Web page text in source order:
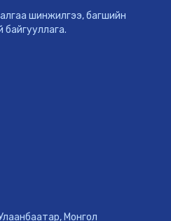
шинжилгээ, багшийн
байгууллага.
Монгол